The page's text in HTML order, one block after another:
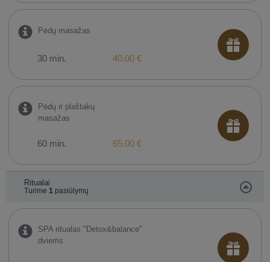
Pėdų masažas
30 min. 40.00 €
Pėdų ir plaštakų
masažas
60 min. 65.00 €
Ritualai
Turime 1pasiūlymų
SPA ritualas "Detox&balance"
dviems